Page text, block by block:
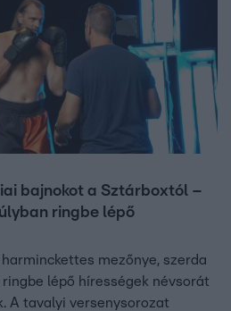
bajnokot a Sztárboxtól –
ringbe lépő
harminckettes mezőnye, szerda
lépő hírességek névsorát
A tavalyi versenysorozat